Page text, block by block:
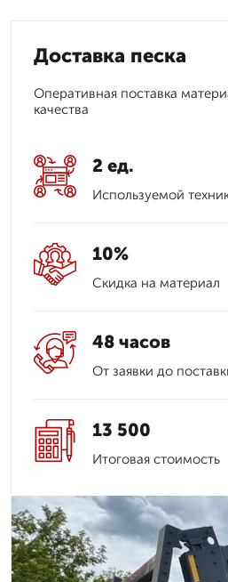
Доставка песка
Оперативная поставка
качества
2 ед.
Используемой
10%
Скидка на материал
48 часов
От заявки до
13 500
Итоговая стоимость